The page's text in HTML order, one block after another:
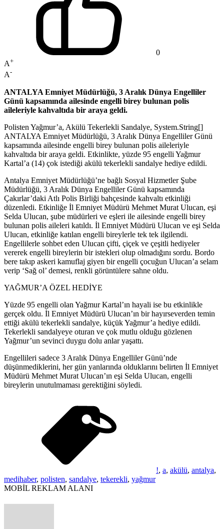
0
A+
A-
ANTALYA Emniyet Müdürlüğü, 3 Aralık Dünya Engelliler
Günü kapsamında ailesinde engelli birey bulunan polis
aileleriyle kahvaltıda bir araya geldi.
Polisten Yağmur’a, Akülü Tekerlekli Sandalye, System.String[]
ANTALYA Emniyet Müdürlüğü, 3 Aralık Dünya Engelliler Günü
kapsamında ailesinde engelli birey bulunan polis aileleriyle
kahvaltıda bir araya geldi. Etkinlikte, yüzde 95 engelli Yağmur
Kartal’a (14) çok istediği akülü tekerlekli sandalye hediye edildi.
Antalya Emniyet Müdürlüğü’ne bağlı Sosyal Hizmetler Şube
Müdürlüğü, 3 Aralık Dünya Engelliler Günü kapsamında
Çakırlar’daki Atlı Polis Birliği bahçesinde kahvaltı etkinliği
düzenledi. Etkinliğe İl Emniyet Müdürü Mehmet Murat Ulucan, eşi
Selda Ulucan, şube müdürleri ve eşleri ile ailesinde engelli birey
bulunan polis aileleri katıldı. İl Emniyet Müdürü Ulucan ve eşi Selda
Ulucan, etkinliğe katılan engelli bireylerle tek tek ilgilendi.
Engellilerle sohbet eden Ulucan çifti, çiçek ve çeşitli hediyeler
vererek engelli bireylerin bir istekleri olup olmadığını sordu. Bordo
bere takıp askeri kamuflaj giyen bir engelli çocuğun Ulucan’a selam
verip ‘Sağ ol’ demesi, renkli görüntülere sahne oldu.
YAĞMUR’A ÖZEL HEDİYE
Yüzde 95 engelli olan Yağmur Kartal’ın hayali ise bu etkinlikle
gerçek oldu. İl Emniyet Müdürü Ulucan’ın bir hayırseverden temin
ettiği akülü tekerlekli sandalye, küçük Yağmur’a hediye edildi.
Tekerlekli sandalyeye oturan ve çok mutlu olduğu gözlenen
Yağmur’un sevinci duygu dolu anlar yaşattı.
Engellileri sadece 3 Aralık Dünya Engelliler Günü’nde
düşünmediklerini, her gün yanlarında olduklarını belirten İl Emniyet
Müdürü Mehmet Murat Ulucan’ın eşi Selda Ulucan, engelli
bireylerin unutulmaması gerektiğini söyledi.
!, a, akülü, antalya,
medihaber, polisten, sandalye, tekerekli, yağmur
MOBİL REKLAM ALANI